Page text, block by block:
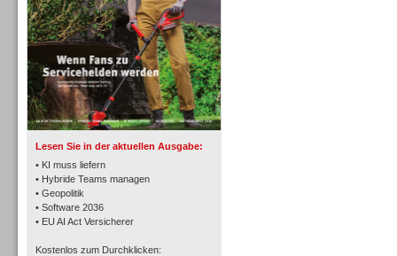
Lesen Sie in der aktuellen Ausgabe:
• KI muss liefern
• Hybride Teams managen
• Geopolitik
• Software 2036
• EU AI Act Versicherer
Kostenlos zum Durchklicken:
TK- und ACD-Systeme
Workforce-Management